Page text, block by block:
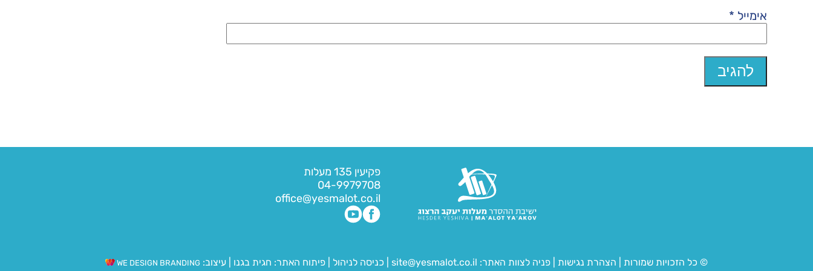
אימייל *
פקיעין 135 מעלות
04-9979708
office@yesmalot.co.il
© כל הזכויות שמורות הצהרת נגישות פניה לצוות האתר: site@yesmalot.co.il כניסה לניהול פיתוח האתר: חגית בגנו עיצוב: WE DESIGN BRANDING